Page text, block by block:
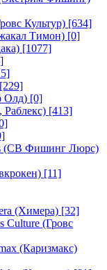
Культур) [634]
Тимон) [0]
[1077]
[229]
Олд) [0]
Раблекс) [413]
(СВ Фишинг Люрс)
[11]
(Химера) [32]
Culture (Гровс
(Каризмакс)